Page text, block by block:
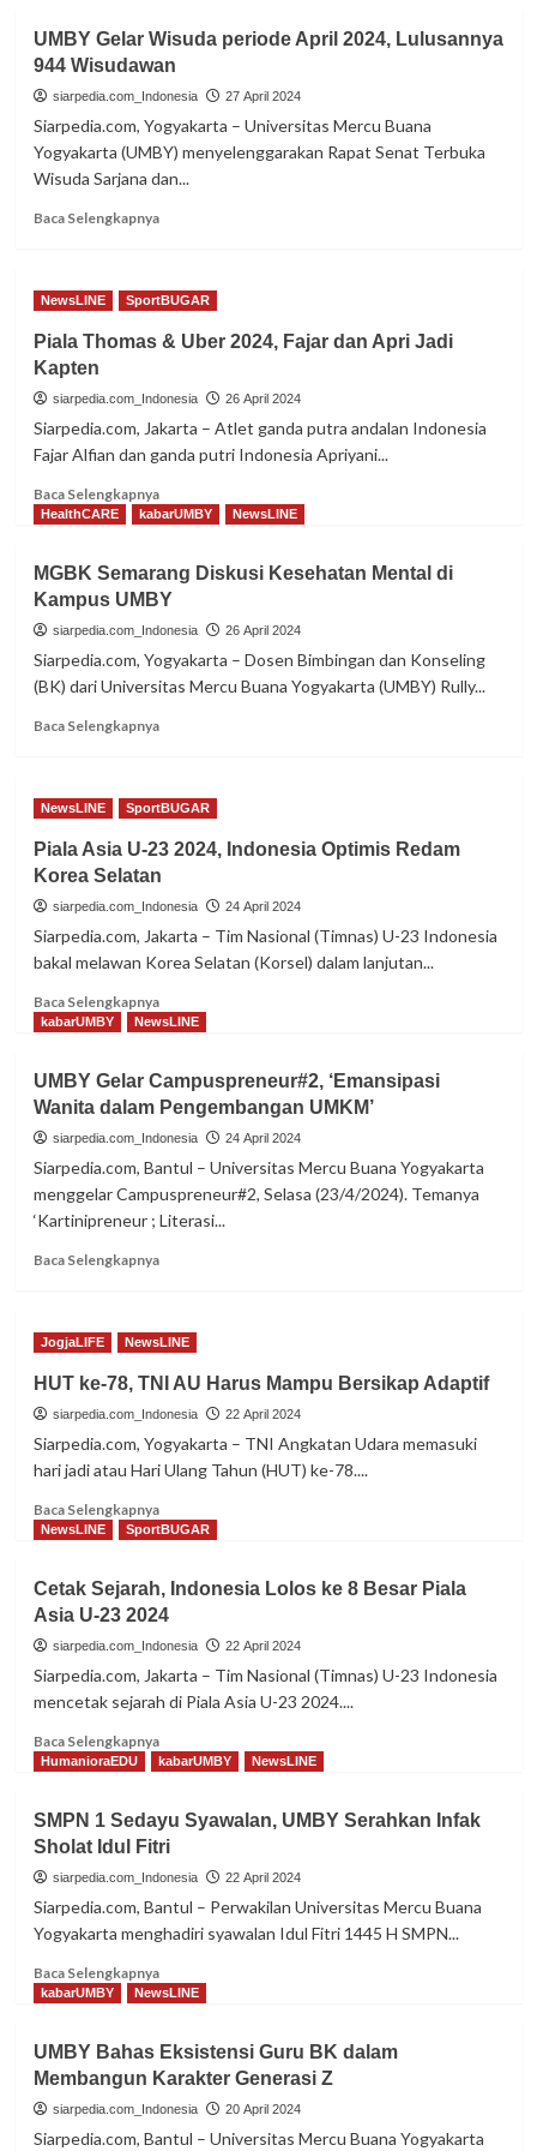
UMBY Gelar Wisuda periode April 2024, Lulusannya
944 Wisudawan
siarpedia.com_Indonesia 27 April 2024
Siarpedia.com, Yogyakarta – Universitas Mercu Buana
Yogyakarta (UMBY) menyelenggarakan Rapat Senat Terbuka
Wisuda Sarjana dan...
Baca SelengkapnyaRead
Gelar
periode
2024,
Lulusannya
Wisudawan
NewsLINE SportBUGAR
Piala Thomas & Uber 2024, Fajar dan Apri Jadi
Kapten
siarpedia.com_Indonesia 26 April 2024
Siarpedia.com, Jakarta – Atlet ganda putra andalan Indonesia
Fajar Alfian dan ganda putri Indonesia Apriyani...
Baca SelengkapnyaRead
more
Thomas
&
Uber
2024,
Fajar
dan
HealthCARE kabarUMBY NewsLINE
MGBK Semarang Diskusi Kesehatan Mental di
Kampus UMBY
siarpedia.com_Indonesia 26 April 2024
Siarpedia.com, Yogyakarta – Dosen Bimbingan dan Konseling
(BK) dari Universitas Mercu Buana Yogyakarta (UMBY) Rully...
Baca SelengkapnyaRead
Semarang
Kesehatan
Mental
di
Kampus
NewsLINE SportBUGAR
Piala Asia U-23 2024, Indonesia Optimis Redam
Korea Selatan
siarpedia.com_Indonesia 24 April 2024
Siarpedia.com, Jakarta – Tim Nasional (Timnas) U-23 Indonesia
bakal melawan Korea Selatan (Korsel) dalam lanjutan...
Baca SelengkapnyaRead
more
Asia
U-
23
2024,
Optimis
Redam
kabarUMBY NewsLINE
UMBY Gelar Campuspreneur#2, ‘Emansipasi
Wanita dalam Pengembangan UMKM’
siarpedia.com_Indonesia 24 April 2024
Siarpedia.com, Bantul – Universitas Mercu Buana Yogyakarta
menggelar Campuspreneur#2, Selasa (23/4/2024). Temanya
‘Kartinipreneur ; Literasi...
Baca SelengkapnyaRead
Gelar
‘Emansipasi
Wanita
dalam
Pengembangan
UMKM’
JogjaLIFE NewsLINE
HUT ke-78, TNI AU Harus Mampu Bersikap Adaptif
siarpedia.com_Indonesia 22 April 2024
Siarpedia.com, Yogyakarta – TNI Angkatan Udara memasuki
hari jadi atau Hari Ulang Tahun (HUT) ke-78....
Baca SelengkapnyaRead
more
ke-
78,
TNI
AU
Mampu
Adaptif
NewsLINE SportBUGAR
Cetak Sejarah, Indonesia Lolos ke 8 Besar Piala
Asia U-23 2024
siarpedia.com_Indonesia 22 April 2024
Siarpedia.com, Jakarta – Tim Nasional (Timnas) U-23 Indonesia
mencetak sejarah di Piala Asia U-23 2024....
Baca SelengkapnyaRead
more
Sejarah,
Indonesia
Lolos
Besar
Asia
2024
HumanioraEDU kabarUMBY NewsLINE
SMPN 1 Sedayu Syawalan, UMBY Serahkan Infak
Sholat Idul Fitri
siarpedia.com_Indonesia 22 April 2024
Siarpedia.com, Bantul – Perwakilan Universitas Mercu Buana
Yogyakarta menghadiri syawalan Idul Fitri 1445 H SMPN...
Baca SelengkapnyaRead
more
1
Sedayu
Syawalan,
UMBY
kabarUMBY NewsLINE
UMBY Bahas Eksistensi Guru BK dalam
Membangun Karakter Generasi Z
siarpedia.com_Indonesia 20 April 2024
Siarpedia.com, Bantul – Universitas Mercu Buana Yogyakarta